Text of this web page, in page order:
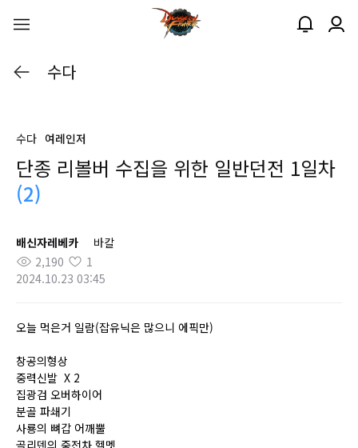
수다
수다 여레인저
단종 리볼버 수집을 위한 일반던전 1일차
(2)
배신자레베카
바칼
2,190
1
2024.10.23 03:45
오늘 먹은거 일람(잡유닉은 많으니 에픽만)
창공의형상
중력신발 X 2
집광검 오버하이어
분골 파쇄기
사룡의 뼈갑 어깨뿔
골리덴의 중전차 헬멧